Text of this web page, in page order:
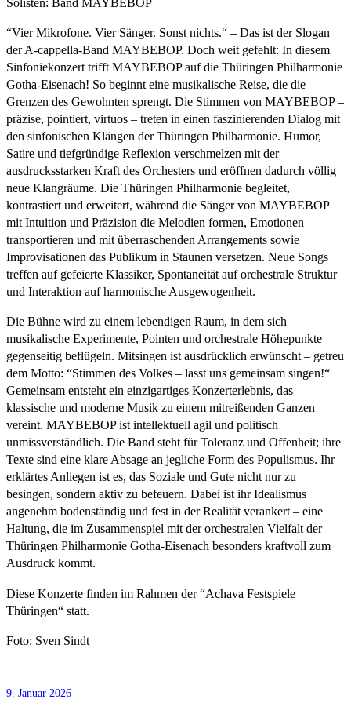
Solisten: Band MAYBEBOP
“Vier Mikrofone. Vier Sänger. Sonst nichts.“ – Das ist der Slogan
der A-cappella-Band MAYBEBOP. Doch weit gefehlt: In diesem
Sinfoniekonzert trifft MAYBEBOP auf die Thüringen Philharmonie
Gotha-Eisenach! So beginnt eine musikalische Reise, die die
Grenzen des Gewohnten sprengt. Die Stimmen von MAYBEBOP –
präzise, pointiert, virtuos – treten in einen faszinierenden Dialog mit
den sinfonischen Klängen der Thüringen Philharmonie. Humor,
Satire und tiefgründige Reflexion verschmelzen mit der
ausdrucksstarken Kraft des Orchesters und eröffnen dadurch völlig
neue Klangräume. Die Thüringen Philharmonie begleitet,
kontrastiert und erweitert, während die Sänger von MAYBEBOP
mit Intuition und Präzision die Melodien formen, Emotionen
transportieren und mit überraschenden Arrangements sowie
Improvisationen das Publikum in Staunen versetzen. Neue Songs
treffen auf gefeierte Klassiker, Spontaneität auf orchestrale Struktur
und Interaktion auf harmonische Ausgewogenheit.
Die Bühne wird zu einem lebendigen Raum, in dem sich
musikalische Experimente, Pointen und orchestrale Höhepunkte
gegenseitig beflügeln. Mitsingen ist ausdrücklich erwünscht – getreu
dem Motto: “Stimmen des Volkes – lasst uns gemeinsam singen!“
Gemeinsam entsteht ein einzigartiges Konzerterlebnis, das
klassische und moderne Musik zu einem mitreißenden Ganzen
vereint. MAYBEBOP ist intellektuell agil und politisch
unmissverständlich. Die Band steht für Toleranz und Offenheit; ihre
Texte sind eine klare Absage an jegliche Form des Populismus. Ihr
erklärtes Anliegen ist es, das Soziale und Gute nicht nur zu
besingen, sondern aktiv zu befeuern. Dabei ist ihr Idealismus
angenehm bodenständig und fest in der Realität verankert – eine
Haltung, die im Zusammenspiel mit der orchestralen Vielfalt der
Thüringen Philharmonie Gotha-Eisenach besonders kraftvoll zum
Ausdruck kommt.
Diese Konzerte finden im Rahmen der “Achava Festspiele
Thüringen“ statt.
Foto: Sven Sindt
9. Januar 2026